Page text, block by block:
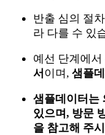
반출 심의 절
라 다를 수 있
예선 단계에
서 이며, 샘플
샘플데이터는
있으며, 방문
을 참고해 주